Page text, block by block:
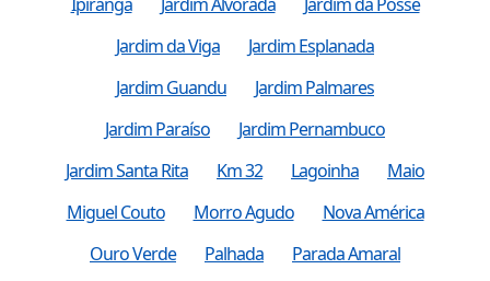
Jardim da Viga
Jardim Esplanada
Jardim Guandu
Jardim Palmares
Jardim Paraíso
Jardim Pernambuco
Jardim Santa Rita
Km 32 Lagoinha
Maio
Miguel Couto
Morro Agudo
Nova América
Ouro Verde
Palhada
Parada Amaral